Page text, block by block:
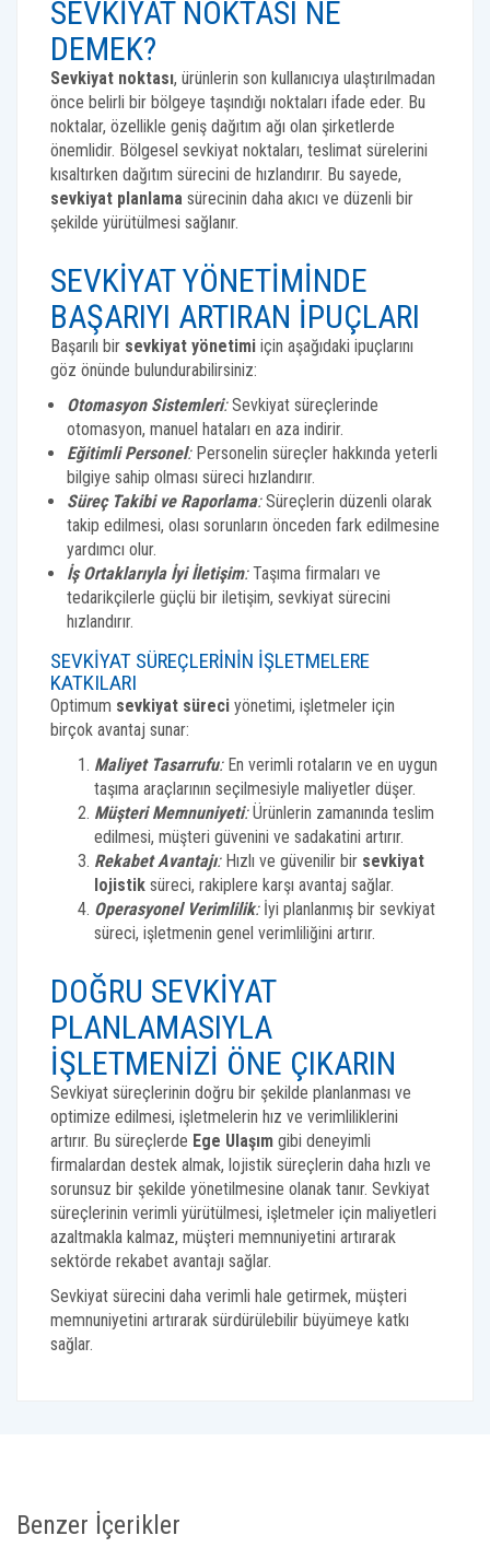
SEVKIYAT NOKTASI NE
DEMEK?
Sevkiyat noktası, ürünlerin son kullanıcıya ulaştırılmadan
önce belirli bir bölgeye taşındığı noktaları ifade eder. Bu
noktalar, özellikle geniş dağıtım ağı olan şirketlerde
önemlidir. Bölgesel sevkiyat noktaları, teslimat sürelerini
kısaltırken dağıtım sürecini de hızlandırır. Bu sayede,
sevkiyat planlama sürecinin daha akıcı ve düzenli bir
şekilde yürütülmesi sağlanır.
SEVKIYAT YÖNETIMINDE
BAŞARIYI ARTIRAN İPUÇLARI
Başarılı bir sevkiyat yönetimi için aşağıdaki ipuçlarını
göz önünde bulundurabilirsiniz:
Otomasyon Sistemleri:Sevkiyat süreçlerinde
otomasyon, manuel hataları en aza indirir.
Eğitimli Personel:Personelin süreçler hakkında yeterli
bilgiye sahip olması süreci hızlandırır.
Süreç Takibi ve Raporlama:Süreçlerin düzenli olarak
takip edilmesi, olası sorunların önceden fark edilmesine
yardımcı olur.
İş Ortaklarıyla İyi İletişim:Taşıma firmaları ve
tedarikçilerle güçlü bir iletişim, sevkiyat sürecini
hızlandırır.
SEVKIYAT SÜREÇLERININ İŞLETMELERE
KATKILARI
Optimum sevkiyat süreci yönetimi, işletmeler için
birçok avantaj sunar:
Maliyet Tasarrufu: En verimli rotaların ve en uygun
taşıma araçlarının seçilmesiyle maliyetler düşer.
Müşteri Memnuniyeti:Ürünlerin zamanında teslim
edilmesi, müşteri güvenini ve sadakatini artırır.
Rekabet Avantajı: Hızlı ve güvenilir bir sevkiyat
lojistik süreci, rakiplere karşı avantaj sağlar.
Operasyonel Verimlilik: İyi planlanmış bir sevkiyat
süreci, işletmenin genel verimliliğini artırır.
DOĞRU SEVKIYAT
PLANLAMASIYLA
İŞLETMENIZI ÖNE ÇIKARIN
Sevkiyat süreçlerinin doğru bir şekilde planlanması ve
optimize edilmesi, işletmelerin hız ve verimliliklerini
artırır. Bu süreçlerde Ege Ulaşım gibi deneyimli
firmalardan destek almak, lojistik süreçlerin daha hızlı ve
sorunsuz bir şekilde yönetilmesine olanak tanır. Sevkiyat
süreçlerinin verimli yürütülmesi, işletmeler için maliyetleri
azaltmakla kalmaz, müşteri memnuniyetini artırarak
sektörde rekabet avantajı sağlar.
Sevkiyat sürecini daha verimli hale getirmek, müşteri
memnuniyetini artırarak sürdürülebilir büyümeye katkı
sağlar.
Benzer İçerikler